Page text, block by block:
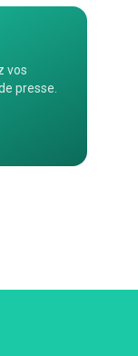
vos
presse.